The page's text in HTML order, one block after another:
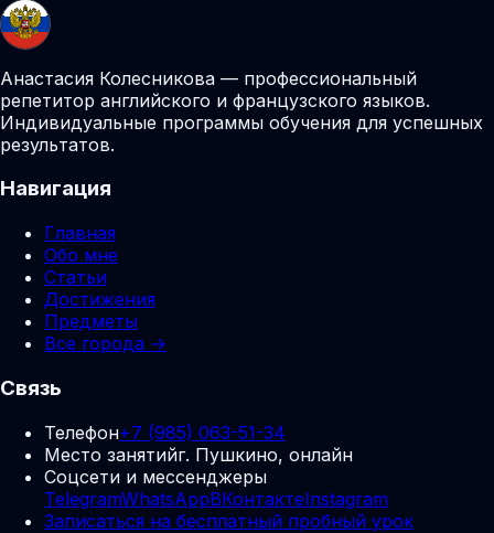
Анастасия Колесникова — профессиональный
репетитор английского и французского языков.
Индивидуальные программы обучения для успешных
результатов.
Навигация
Главная
Обо мне
Статьи
Достижения
Предметы
Все города →
Связь
Телефон+7 (985) 063-51-34
Место занятийг. Пушкино, онлайн
Соцсети и мессенджеры
TelegramWhatsAppВКонтактеInstagram
Записаться на бесплатный пробный урок